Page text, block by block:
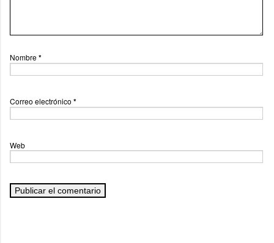
Nombre*
Correo electrónico *
Web